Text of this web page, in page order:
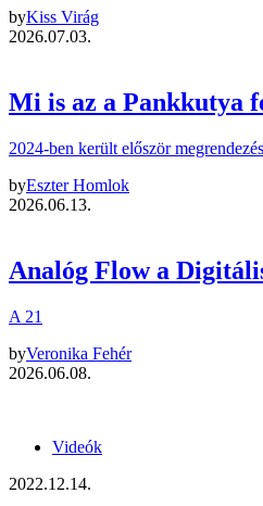
byKiss Virág
2026.07.03.
Mi is az a Pankkutya
2024-ben került először
byEszter Homlok
2026.06.13.
Analóg Flow a
A 21
byVeronika Fehér
2026.06.08.
Videók
2022.12.14.